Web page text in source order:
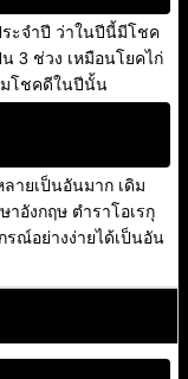
ระจำปี ว่าในปีนี้มีโชค
น 3 ช่วง เหมือนโยคไก่
มโชคดีในปีนั้น
ายเป็นอันมาก เดิม
อังกฤษ ตำราโอเรกุ
รณ์อย่างง่ายได้เป็นอัน